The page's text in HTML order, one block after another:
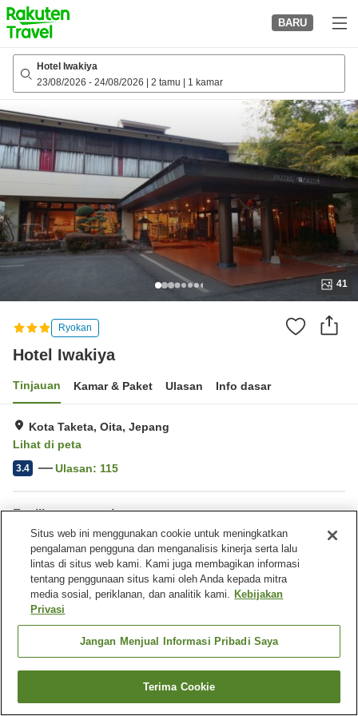
to
top
page
BARU
Hotel Iwakiya
23/08/2026 - 24/08/2026 2 tamu 1 kamar
41
Ryokan
Hotel Iwakiya
Tinjauan Kamar & Paket Ulasan Info dasar
Kota Taketa, Oita, Jepang
Lihat di peta
3.4 Ulasan: 115
Fasilitas properti
Tempat parkir
Beranda Jepang Oita Kota Taketa Hotel Iwakiya
Cari kamar
Situs web ini menggunakan cookie untuk meningkatkan
pengalaman pengguna dan menganalisis kinerja serta lalu
lintas di situs web kami. Kami juga membagikan informasi
tentang penggunaan situs kami oleh Anda kepada mitra
media sosial, periklanan, dan analitik kami. Kebijakan
Privasi
Jangan Menjual Informasi Pribadi Saya
Terima Cookie